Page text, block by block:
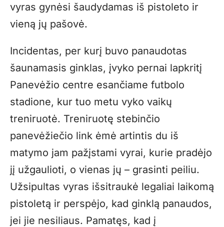
vyras gynėsi šaudydamas iš pistoleto ir
vieną jų pašovė.
Incidentas, per kurį buvo panaudotas
šaunamasis ginklas, įvyko pernai lapkritį
Panevėžio centre esančiame futbolo
stadione, kur tuo metu vyko vaikų
treniruotė. Treniruotę stebinčio
panevėžiečio link ėmė artintis du iš
matymo jam pažįstami vyrai, kurie pradėjo
jį užgaulioti, o vienas jų – grasinti peiliu.
Užsipultas vyras išsitraukė legaliai laikomą
pistoletą ir perspėjo, kad ginklą panaudos,
jei jie nesiliaus. Pamatęs, kad į